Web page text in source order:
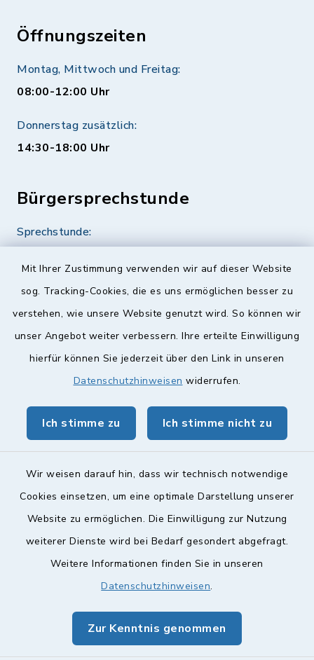
Mit Ihrer Zustimmung verwenden wir auf dieser Website
sog. Tracking-Cookies, die es uns ermöglichen besser zu
verstehen, wie unsere Website genutzt wird. So können wir
unser Angebot weiter verbessern. Ihre erteilte Einwilligung
hierfür können Sie jederzeit über den Link in unseren
Datenschutzhinweisen widerrufen.
Ich stimme zu Ich stimme nicht zu
Wir weisen darauf hin, dass wir technisch notwendige
Cookies einsetzen, um eine optimale Darstellung unserer
Website zu ermöglichen. Die Einwilligung zur Nutzung
weiterer Dienste wird bei Bedarf gesondert abgefragt.
Weitere Informationen finden Sie in unseren
Datenschutzhinweisen.
Zur Kenntnis genommen
Öffnungszeiten
Montag, Mittwoch und Freitag:
08:00-12:00 Uhr
Donnerstag zusätzlich:
14:30-18:00 Uhr
Bürgersprechstunde
Sprechstunde:
Quicklinks
Landkreis Lichtenfels
geoPortal Lichtenfels
Barrierefreiheit
Impressum